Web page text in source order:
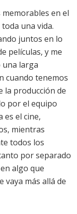
en el
una vida.
juntos en lo
películas, y me
larga
cuando tenemos
la producción de
por el equipo
es el cine,
mientras
todos los
por separado
algo que
vaya más allá de